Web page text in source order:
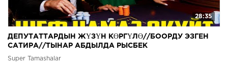
28:35
ДЕПУТАТТАРДЫН ЖҮЗҮН КӨРГҮЛӨ//БООРДУ ЭЗГЕН
САТИРА//ТЫНАР АБДЫЛДА РЫСБЕК
Super Tamashalar